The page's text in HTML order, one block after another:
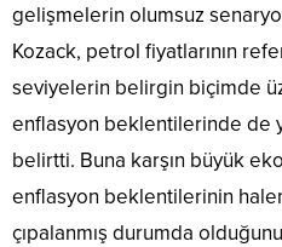
gelişmelerin olumsuz
Kozack, petrol fiyatlarının
seviyelerin belirgin biçimde
enflasyon beklentilerinde de
belirtti. Buna karşın büyük
enflasyon beklentilerinin
çıpalanmış durumda